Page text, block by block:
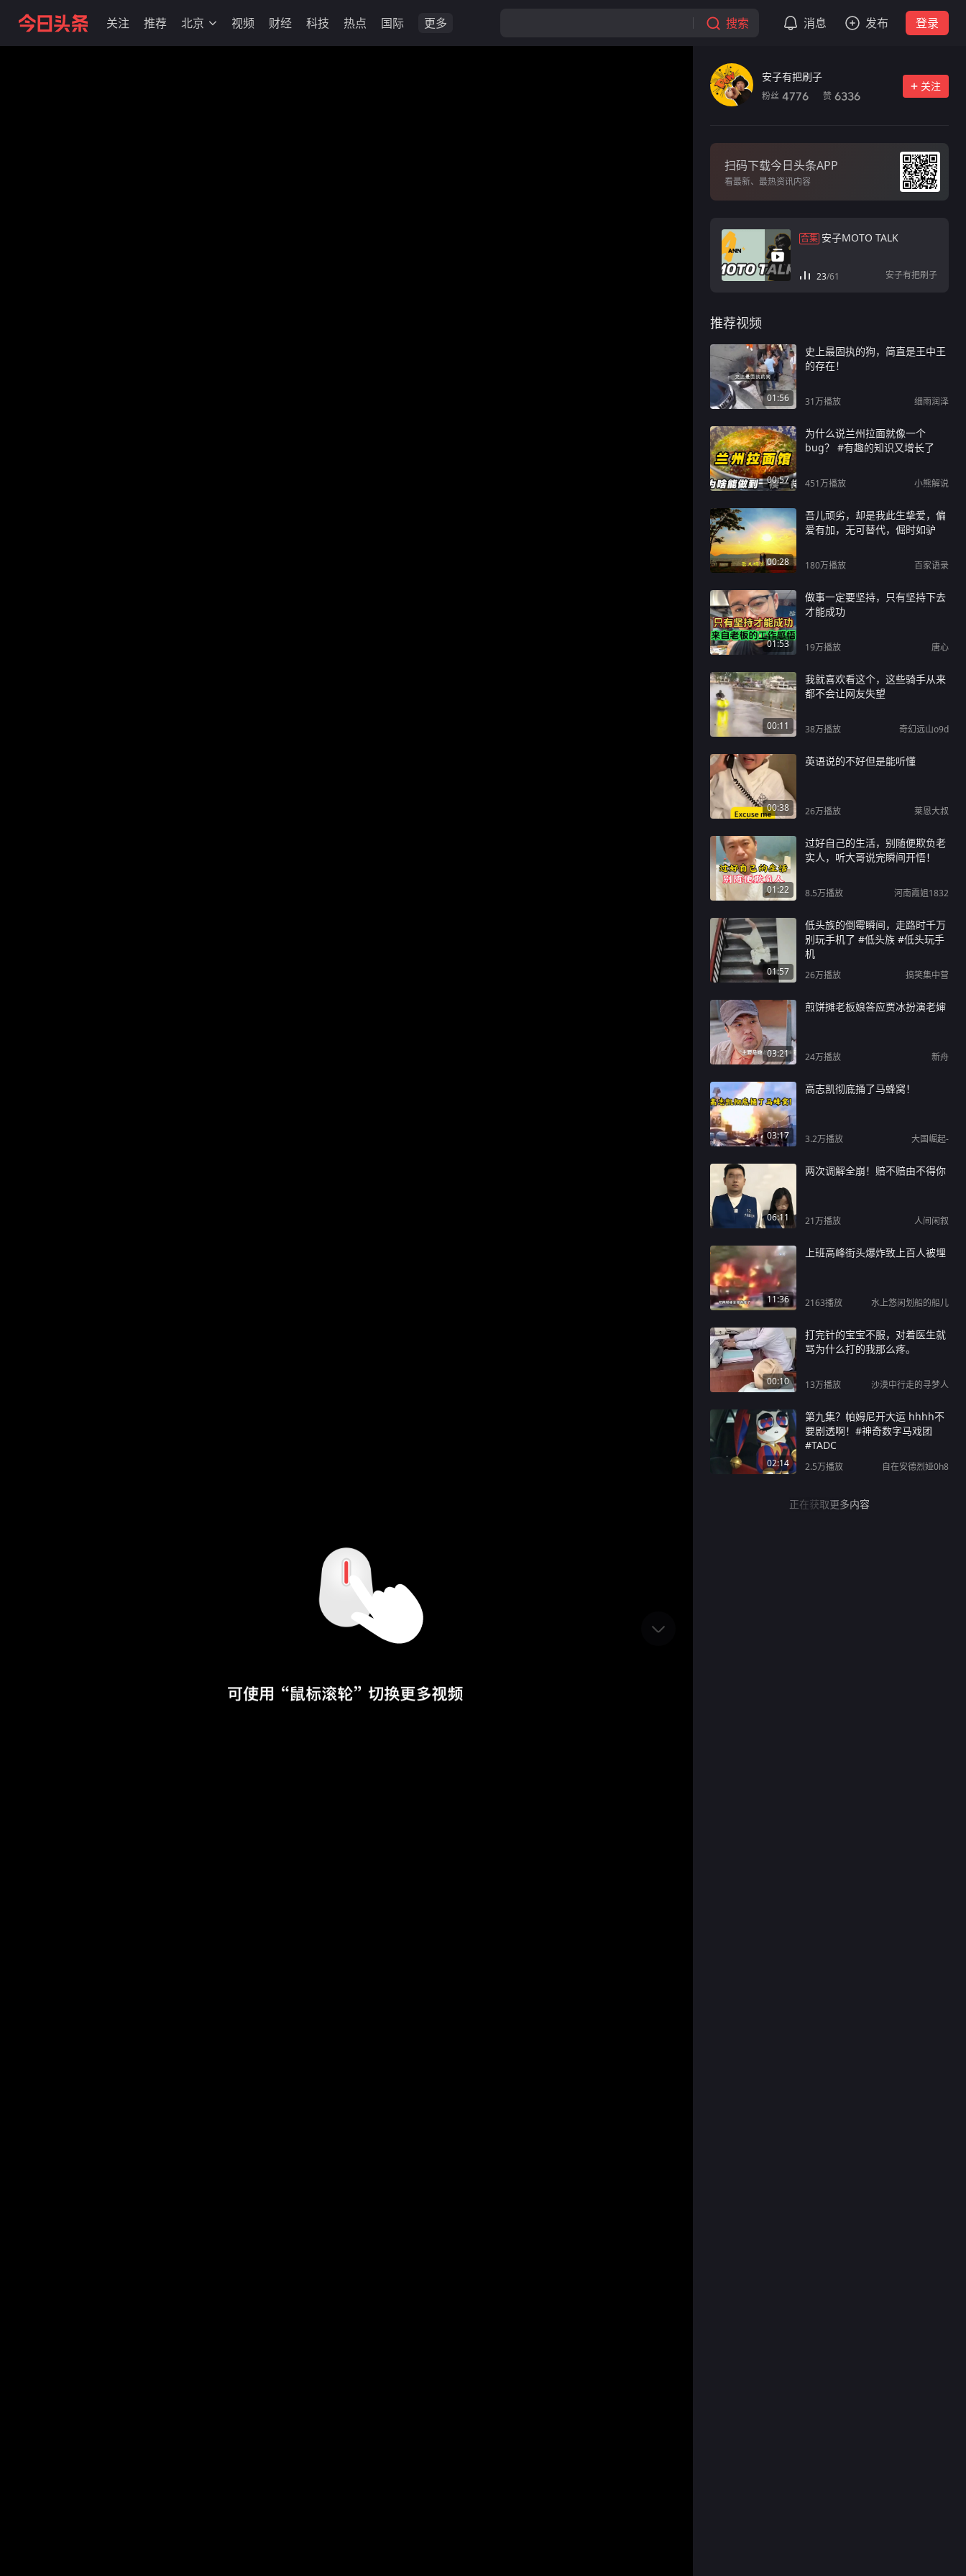
关注 推荐 北京 视频 财经 科技 热点 国际 更多 搜索 消息 发布 登录
安子有把刷子
粉丝 4776 赞 6336
关注
扫码下载今日头条APP
看最新、最热资讯内容
合集 安子MOTO TALK
23/61 安子有把刷子
推荐视频
01:56
史上最固执的狗，简直是王中王
的存在！
31万播放 细雨润泽
00:57
为什么说兰州拉面就像一个
bug？ #有趣的知识又增长了
451万播放 小熊解说
00:28
吾儿顽劣，却是我此生挚爱，偏
爱有加，无可替代，倔时如驴
180万播放 百家语录
01:53
做事一定要坚持，只有坚持下去
才能成功
19万播放 唐心
00:11
我就喜欢看这个，这些骑手从来
都不会让网友失望
38万播放 奇幻远山o9d
00:38
英语说的不好但是能听懂
26万播放 莱恩大叔
01:22
过好自己的生活，别随便欺负老
实人，听大哥说完瞬间开悟！
8.5万播放 河南霞姐1832
01:57
低头族的倒霉瞬间，走路时千万
别玩手机了 #低头族 #低头玩手
机
26万播放 搞笑集中营
03:21
煎饼摊老板娘答应贾冰扮演老婶
24万播放 新舟
03:17
高志凯彻底捅了马蜂窝！
3.2万播放 大国崛起-
06:11
两次调解全崩！赔不赔由不得你
21万播放 人间闲叙
11:36
上班高峰街头爆炸致上百人被埋
2163播放 水上悠闲划船的船儿
00:10
打完针的宝宝不服，对着医生就
骂为什么打的我那么疼。
13万播放 沙漠中行走的寻梦人
02:14
第九集？帕姆尼开大运 hhhh不
要剧透啊！#神奇数字马戏团
#TADC
2.5万播放 自在安德烈娅0h8
正在获取更多内容